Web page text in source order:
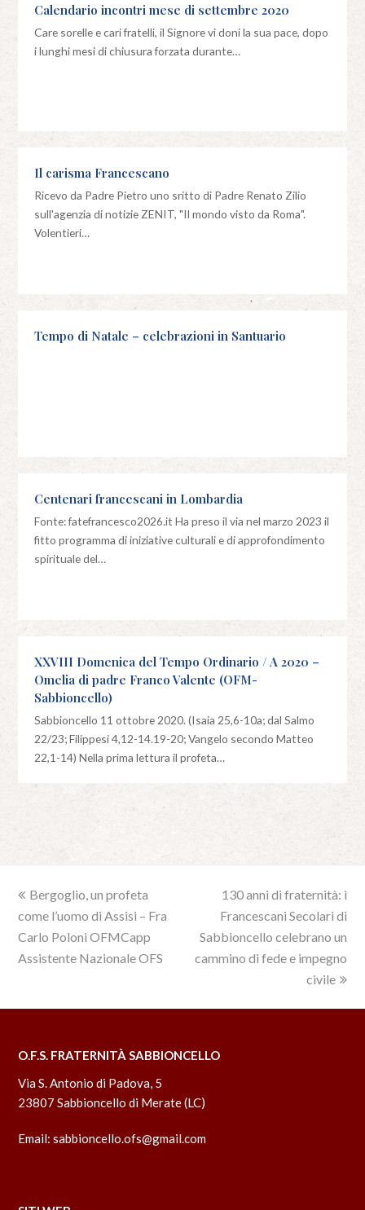
Calendario incontri mese di settembre 2020
Care sorelle e cari fratelli, il Signore vi doni la sua pace, dopo
i lunghi mesi di chiusura forzata durante…
Il carisma Francescano
Ricevo da Padre Pietro uno sritto di Padre Renato Zilio
sull'agenzia di notizie ZENIT, "Il mondo visto da Roma".
Volentieri…
Tempo di Natale – celebrazioni in Santuario
Centenari francescani in Lombardia
Fonte: fatefrancesco2026.it Ha preso il via nel marzo 2023 il
fitto programma di iniziative culturali e di approfondimento
spirituale del…
XXVIII Domenica del Tempo Ordinario / A 2020 –
Omelia di padre Franco Valente (OFM-
Sabbioncello)
Sabbioncello 11 ottobre 2020. (Isaia 25,6-10a; dal Salmo
22/23; Filippesi 4,12-14.19-20; Vangelo secondo Matteo
22,1-14) Nella prima lettura il profeta…
previous
post:
Bergoglio, un profeta
come l’uomo di Assisi – Fra
Carlo Poloni OFMCapp
Assistente Nazionale OFS
next
post:
130 anni di fraternità: i
Francescani Secolari di
Sabbioncello celebrano un
cammino di fede e impegno
civile
O.F.S. FRATERNITÀ SABBIONCELLO
Via S. Antonio di Padova, 5
23807 Sabbioncello di Merate (LC)
Email:sabbioncello.ofs@gmail.com